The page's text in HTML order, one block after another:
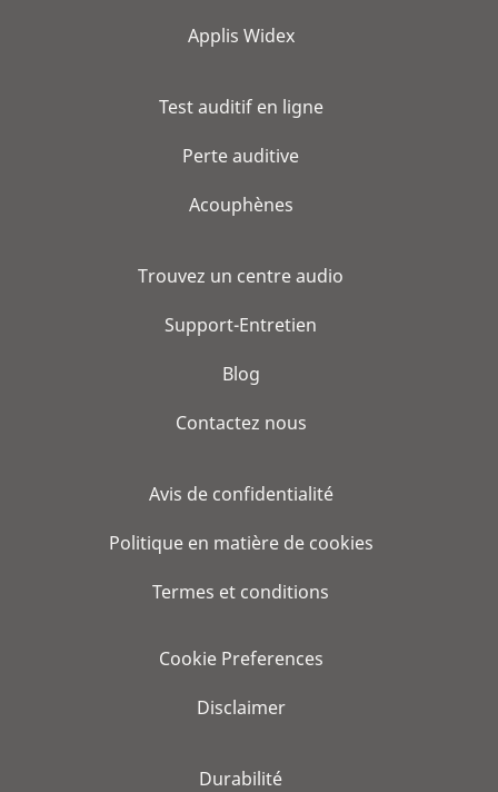
Applis Widex
Test auditif en ligne
Perte auditive
Acouphènes
Trouvez un centre audio
Support-Entretien
Blog
Contactez nous
Avis de confidentialité
Politique en matière de cookies
Termes et conditions
Cookie Preferences
Disclaimer
Durabilité